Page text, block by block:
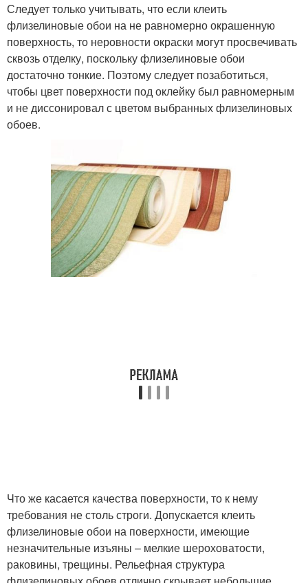
Следует только учитывать, что если клеить
флизелиновые обои на не равномерно окрашенную
поверхность, то неровности окраски могут просвечивать
сквозь отделку, поскольку флизелиновые обои
достаточно тонкие. Поэтому следует позаботиться,
чтобы цвет поверхности под оклейку был равномерным
и не диссонировал с цветом выбранных флизелиновых
обоев.
Что же касается качества поверхности, то к нему
требования не столь строги. Допускается клеить
флизелиновые обои на поверхности, имеющие
незначительные изъяны – мелкие шероховатости,
раковины, трещины. Рельефная структура